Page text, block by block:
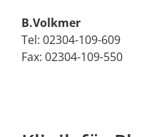
B.Volkmer
Tel: 02304-109-609
Fax: 02304-109-550